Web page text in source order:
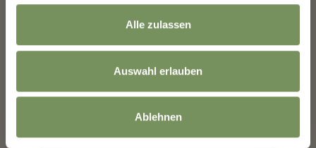
Alle zulassen
Auswahl erlauben
Ablehnen
Durata 1:00 h
Difficoltà
400 m
SCARICA DATI GPX